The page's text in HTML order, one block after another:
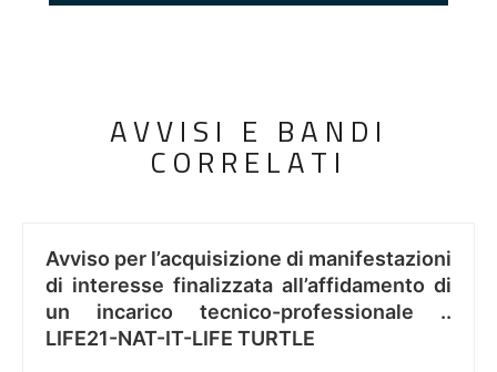
AVVISI E BANDI
CORRELATI
Avviso per l’acquisizione di manifestazioni
di interesse finalizzata all’affidamento di
un incarico tecnico-professionale ..
LIFE21-NAT-IT-LIFE TURTLE